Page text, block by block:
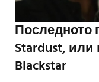
Последното
Stardust,
Blackstar